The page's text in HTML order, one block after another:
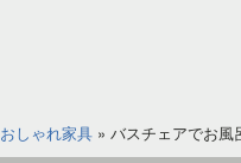
おしゃれ家具 » バスチェアでお風